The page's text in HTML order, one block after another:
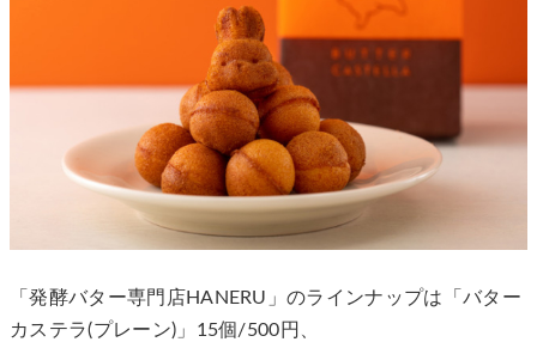
「発酵バター専門店HANERU」のラインナップは「バター
カステラ(プレーン)」15個/500円、